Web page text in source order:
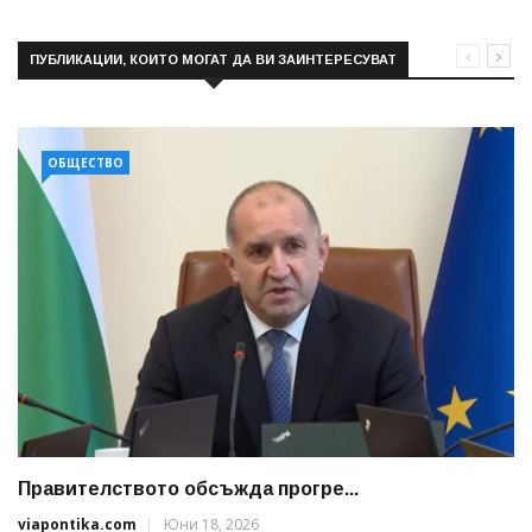
ПУБЛИКАЦИИ, КОИТО МОГАТ ДА ВИ ЗАИНТЕРЕСУВАТ
ОБЩЕСТВО
Правителството обсъжда прогре...
viapontika.com
Юни 18, 2026